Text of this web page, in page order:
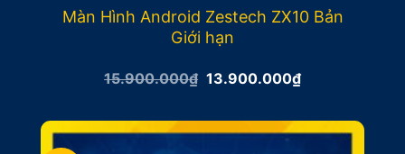
Màn Hình Android Zestech ZX10 Bản
Giới hạn
15.900.000₫ Giá
15.900.000₫.
13.900.000₫Giá
hiện
là:
13.900.000₫.